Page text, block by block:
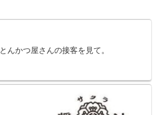
とんかつ屋さんの接客を見て。